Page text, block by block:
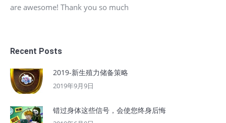
are awesome! Thank you so much
Recent Posts
2019-新生殖力储备策略
2019年9月9日
错过身体这些信号，会使您终身后悔